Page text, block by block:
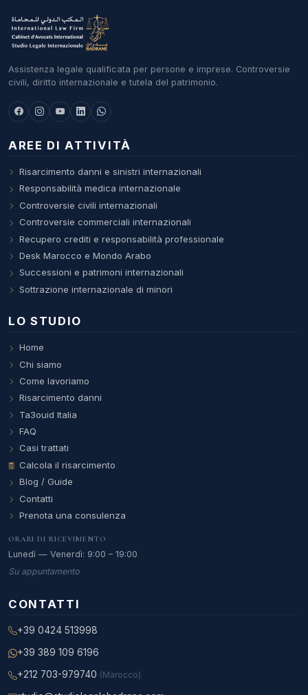
Assistenza legale qualificata per persone e imprese. Controversie
civili, diritto internazionale e tutela del patrimonio.
AREE DI ATTIVITÀ
Risarcimento danni e sinistri internazionali
Responsabilità medica internazionale
Controversie civili internazionali
Controversie commerciali internazionali
Recupero crediti e responsabilità professionale
Desk Marocco e Mondo Arabo
Successioni e patrimoni internazionali
Sottrazione internazionale di minori
LO STUDIO
Home
Chi siamo
Come lavoriamo
Risarcimento danni
Ta3ouid Italia
FAQ
Casi trattati
Calcola il risarcimento
Blog / Guide
Contatti
Prenota una consulenza
ORARI DI RICEVIMENTO
Lunedì — Venerdì: 9:00 – 19:00
Su appuntamento
CONTATTI
+39 0424 513998
+39 389 109 6196
+212 703-979740 (Marocco)